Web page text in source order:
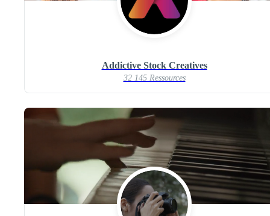
Addictive Stock Creatives
32 145 Ressources